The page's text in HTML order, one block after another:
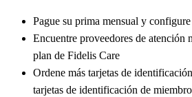
Pague su prima mensual y
Encuentre proveedores de atención
plan de Fidelis Care
Ordene más tarjetas de
tarjetas de identificación de miembro